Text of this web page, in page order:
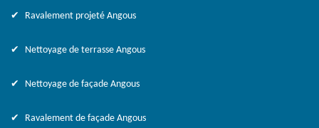
Ravalement projeté Angous
Nettoyage de terrasse Angous
Nettoyage de façade Angous
Ravalement de façade Angous